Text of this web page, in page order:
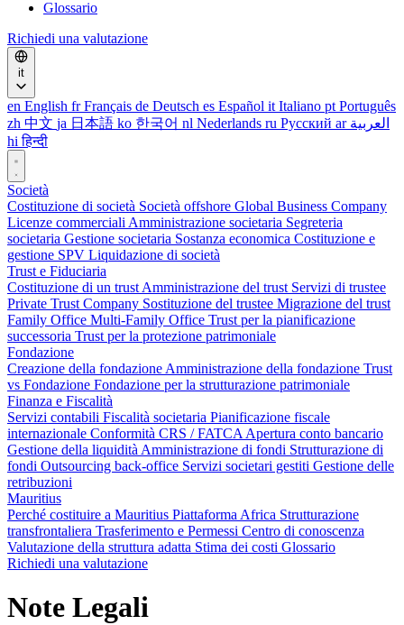
Glossario
Richiedi una valutazione
it
en English fr Français de Deutsch es Español it Italiano pt Português
zh 中文 ja 日本語 ko 한국어 nl Nederlands ru Русский ar العربية
hi हिन्दी
Società
Costituzione di società Società offshore Global Business Company
Licenze commerciali Amministrazione societaria Segreteria
societaria Gestione societaria Sostanza economica Costituzione e
gestione SPV Liquidazione di società
Trust e Fiduciaria
Costituzione di un trust Amministrazione del trust Servizi di trustee
Private Trust Company Sostituzione del trustee Migrazione del trust
Family Office Multi-Family Office Trust per la pianificazione
successoria Trust per la protezione patrimoniale
Fondazione
Creazione della fondazione Amministrazione della fondazione Trust
vs Fondazione Fondazione per la strutturazione patrimoniale
Finanza e Fiscalità
Servizi contabili Fiscalità societaria Pianificazione fiscale
internazionale Conformità CRS / FATCA Apertura conto bancario
Gestione della liquidità Amministrazione di fondi Strutturazione di
fondi Outsourcing back-office Servizi societari gestiti Gestione delle
retribuzioni
Mauritius
Perché costituire a Mauritius Piattaforma Africa Strutturazione
transfrontaliera Trasferimento e Permessi Centro di conoscenza
Valutazione della struttura adatta Stima dei costi Glossario
Richiedi una valutazione
Note Legali